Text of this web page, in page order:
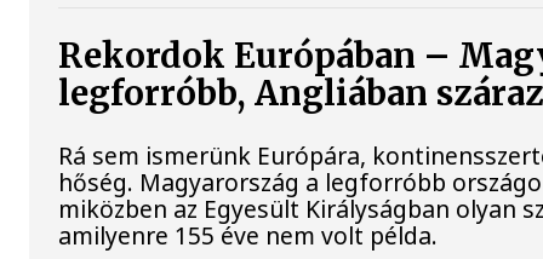
Rekordok Európában –
legforróbb, Angliában
Rá sem ismerünk Európára,
hőség. Magyarország a legforróbb
miközben az Egyesült Királyságban olyan
amilyenre 155 éve nem volt példa.